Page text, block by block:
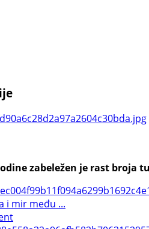
zabeležen je rast
i mir među ...